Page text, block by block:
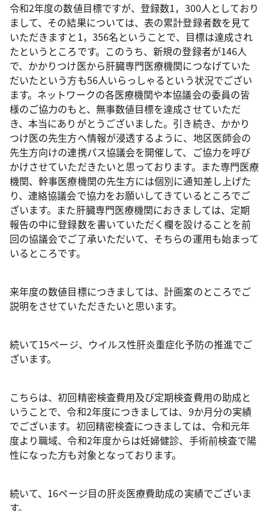
令和2年度の数値目標ですが、登録数1，300人としており
まして、その結果については、表の累計登録者数を見て
いただきますと1，356名ということで、目標は達成され
たというところです。このうち、新規の登録者が146人
で、かかりつけ医から肝臓専門医療機関につなげていた
だいたという方も56人いらっしゃるという状況でござい
ます。ネットワークの各医療機関や本協議会の委員の皆
様のご協力のもと、無事数値目標を達成させていただ
き、本当にありがとうございました。引き続き、かかり
つけ医の先生方へ情報が浸透するように、地区医師会の
先生方向けの連携パス協議会を開催して、ご協力を呼び
かけさせていただきたいと思っております。また専門医療
機関、幹事医療機関の先生方には個別に通知差し上げた
り、連絡協議会で協力をお願いしてきているところでご
ざいます。また肝臓専門医療機関におきましては、定期
報告の中に登録数を書いていただく欄を設けることを前
回の協議会でご了承いただいて、そちらの運用も始まって
いるところです。
来年度の数値目標につきましては、計画案のところでご
説明をさせていただきたいと思います。
続いて15ページ、ウイルス性肝炎重症化予防の推進でご
ざいます。
こちらは、初回精密検査費用及び定期検査費用の助成と
いうことで、令和2年度につきましては、9か月分の実績
でございます。初回精密検査につきましては、令和元年
度より職域、令和2年度からは妊婦健診、手術前検査で陽
性になった方も対象となっております。
続いて、16ページ目の肝炎医療費助成の実績でございま
す。